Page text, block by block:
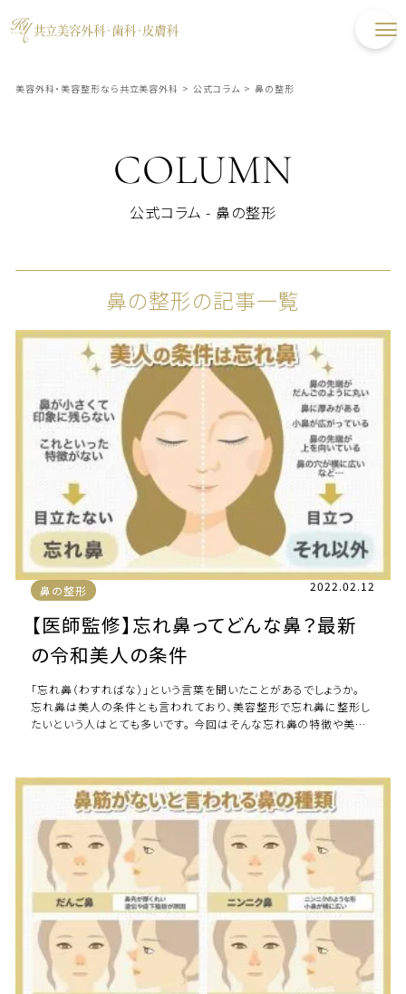
美容外科・美容整形なら共立美容外科 > 公式コラム > 鼻の整形
COLUMN
公式コラム - 鼻の整形
鼻の整形の記事一覧
鼻の整形 2022.02.12
【医師監修】忘れ鼻ってどんな鼻？最新
の令和美人の条件
「忘れ鼻（わすればな）」という言葉を聞いたことがあるでしょうか。
忘れ鼻は美人の条件とも言われており、美容整形で忘れ鼻に整形し
たいという人はとても多いです。 今回はそんな忘れ鼻の特徴や美人